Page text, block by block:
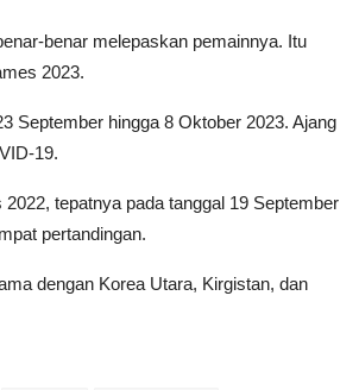
benar melepaskan pemainnya. Itu
2023.
September hingga 8 Oktober 2023. Ajang
19.
tepatnya pada tanggal 19 September
pertandingan.
dengan Korea Utara, Kirgistan, dan